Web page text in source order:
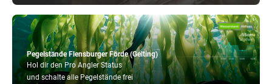
Pegelstände Flensburger Förde (Gelting)
Hol dir den Pro Angler Status
und schalte alle Pegelstände frei